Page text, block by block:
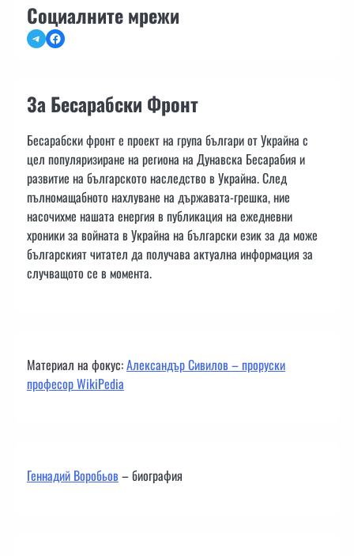
Социалните мрежи
TelegramFacebook
За Бесарабски Фронт
Бесарабски фронт е проект на група българи от Украйна с
цел популяризиране на региона на Дунавска Бесарабия и
развитие на българското наследство в Украйна. След
пълномащабното нахлуване на държавата-грешка, ние
насочихме нашата енергия в публикация на ежедневни
хроники за войната в Украйна на български език за да може
българският читател да получава актуална информация за
случващото се в момента.
Материал на фокус:Александър Сивилов – проруски
професор WikiPedia
Геннадий Воробьов– биография